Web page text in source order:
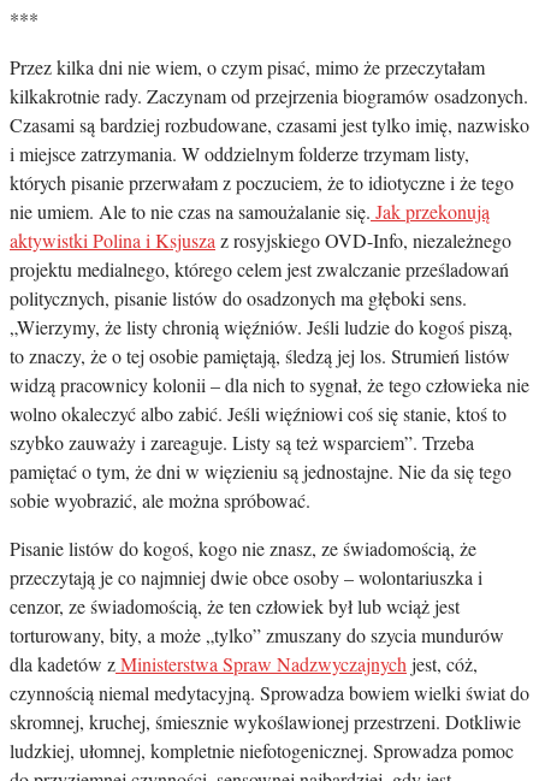
***
Przez kilka dni nie wiem, o czym pisać, mimo że przeczytałam
kilkakrotnie rady. Zaczynam od przejrzenia biogramów osadzonych.
Czasami są bardziej rozbudowane, czasami jest tylko imię, nazwisko
i miejsce zatrzymania. W oddzielnym folderze trzymam listy,
których pisanie przerwałam z poczuciem, że to idiotyczne i że tego
nie umiem. Ale to nie czas na samoużalanie się. Jak przekonują
aktywistki Polina i Ksjusza z rosyjskiego OVD-Info, niezależnego
projektu medialnego, którego celem jest zwalczanie prześladowań
politycznych, pisanie listów do osadzonych ma głęboki sens.
„Wierzymy, że listy chronią więźniów. Jeśli ludzie do kogoś piszą,
to znaczy, że o tej osobie pamiętają, śledzą jej los. Strumień listów
widzą pracownicy kolonii – dla nich to sygnał, że tego człowieka nie
wolno okaleczyć albo zabić. Jeśli więźniowi coś się stanie, ktoś to
szybko zauważy i zareaguje. Listy są też wsparciem”. Trzeba
pamiętać o tym, że dni w więzieniu są jednostajne. Nie da się tego
sobie wyobrazić, ale można spróbować.
Pisanie listów do kogoś, kogo nie znasz, ze świadomością, że
przeczytają je co najmniej dwie obce osoby – wolontariuszka i
cenzor, ze świadomością, że ten człowiek był lub wciąż jest
torturowany, bity, a może „tylko” zmuszany do szycia mundurów
dla kadetów zMinisterstwa Spraw Nadzwyczajnych jest, cóż,
czynnością niemal medytacyjną. Sprowadza bowiem wielki świat do
skromnej, kruchej, śmiesznie wykoślawionej przestrzeni. Dotkliwie
ludzkiej, ułomnej, kompletnie niefotogenicznej. Sprowadza pomoc